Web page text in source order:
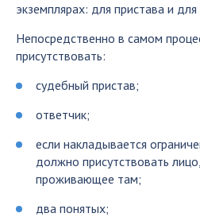
экземплярах: для пристава и
Непосредственно в самом
присутствовать:
судебный пристав;
ответчик;
если накладывается
должно присутствовать
проживающее там;
два понятых;